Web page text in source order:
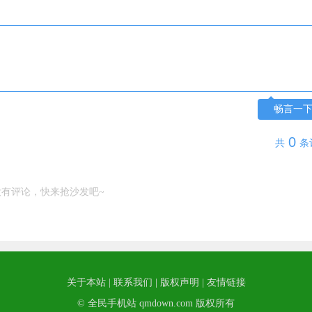
畅言一下
共 0 条
评论，快来抢沙发吧~
关于本站| 联系我们 版权声明
友情链接
© 全民手机站 qmdown.com 版权所有